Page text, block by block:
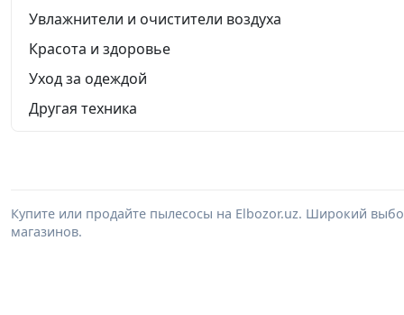
Увлажнители и очистители воздуха
Красота и здоровье
Уход за одеждой
Другая техника
Купите или продайте пылесосы на Elbozor.uz. Широкий
магазинов.